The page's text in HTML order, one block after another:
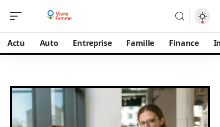
Actu Auto Entreprise Famille Finance